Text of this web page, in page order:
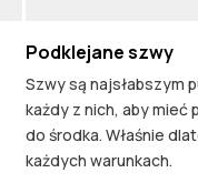
Podklejane szwy
Szwy są najsłabszym
każdy z nich, aby mieć
do środka. Właśnie
każdych warunkach.